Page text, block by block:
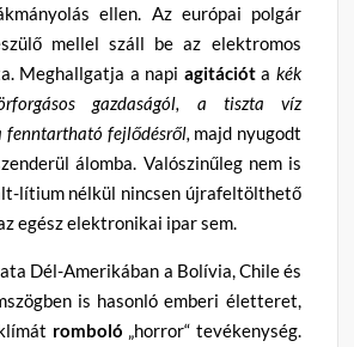
ellen. Az európai polgár
mellel száll be az elektromos
Meghallgatja a napi agitációta kék
gazdaságól, a tiszta víz
fenntartható fejlődésről, majd nyugodt
álomba. Valószinűleg nem is
lítium nélkül nincsen újrafeltölthető
egész elektronikai ipar sem.
Dél-Amerikában a Bolívia, Chile és
is hasonló emberi életteret,
romboló „horror“ tevékenység.